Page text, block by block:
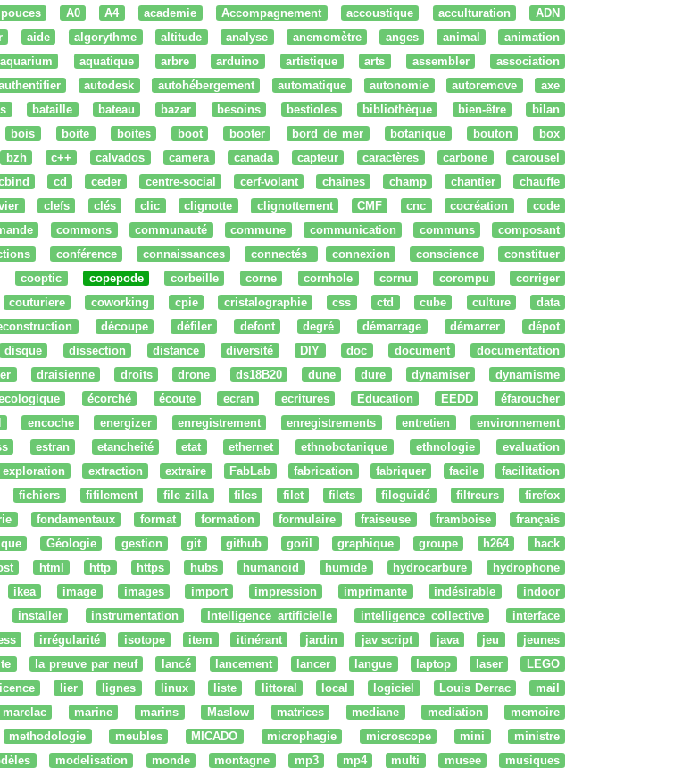
A0 A4 academie Accompagnement accoustique acculturation
ADN
aide algorythme altitude analyse anemomètre anges animal
animation
aquarium aquatique arbre arduino artistique arts assembler
association
autodesk autohébergement automatique autonomie autoremove
axe
bataille bateau bazar besoins bestioles bibliothèque bien-être
bilan
bois boite boites boot booter bord de mer botanique bouton
box
bzh c++ calvados camera canada capteur caractères carbone
carousel
cd ceder centre-social cerf-volant chaines champ chantier
chauffe
clefs clés clic clignotte clignottement CMF cnc cocréation
code
commons communauté commune communication communs
composant
conférence connaissances connectés connexion conscience
constituer
cooptic copepode corbeille corne cornhole cornu corompu
corriger
couturiere coworking cpie cristalographie css ctd cube culture
data
découpe défiler defont degré démarrage démarrer
dépot
disque dissection distance diversité DIY doc document
documentation
draisienne droits drone ds18B20 dune dure dynamiser
dynamisme
écorché écoute ecran ecritures Education EEDD
éfaroucher
encoche energizer enregistrement enregistrements entretien
environnement
estran etancheité etat ethernet ethnobotanique ethnologie
evaluation
exploration extraction extraire FabLab fabrication fabriquer facile
facilitation
fichiers fifilement file zilla files filet filets filoguidé filtreurs
firefox
fondamentaux format formation formulaire fraiseuse framboise
français
Géologie gestion git github goril graphique groupe h264
hack
html http https hubs humanoid humide hydrocarbure
hydrophone
ikea image images import impression imprimante indésirable
indoor
installer instrumentation Intelligence artificielle intelligence collective
interface
irrégularité isotope item itinérant jardin jav script java jeu
jeunes
la preuve par neuf lancé lancement lancer langue laptop laser
LEGO
licence lier lignes linux liste littoral local logiciel Louis Derrac
mail
marelac marine marins Maslow matrices mediane mediation
memoire
methodologie meubles MICADO microphagie microscope mini
ministre
modelisation monde montagne mp3 mp4 multi musee
musiques